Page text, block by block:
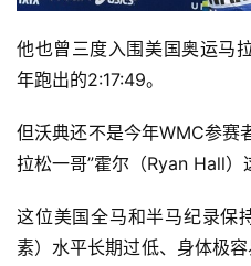
他也曾三度入围美国奥运马
年跑出的2:17:49。
但沃典还不是今年WMC参赛
拉松一哥”霍尔（Ryan Hall）
这位美国全马和半马纪录保
素）水平长期过低、身体极